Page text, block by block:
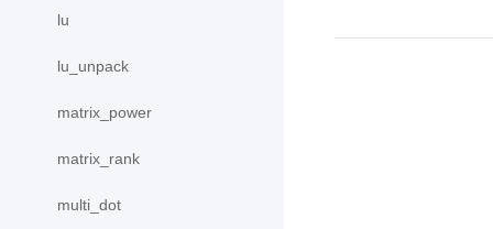
lu
lu_unpack
matrix_power
matrix_rank
multi_dot